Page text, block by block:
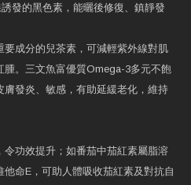
發的黑色素，能曬後修復、鎮靜發
要成分的兒茶素，可減輕紫外線對肌
腫。三文魚富優質Omega-3多元不飽
發炎、敏感，有助延緩老化，維持
功效提升；如番茄中茄紅素屬脂溶
命E，可助人體吸收茄紅素及對抗自